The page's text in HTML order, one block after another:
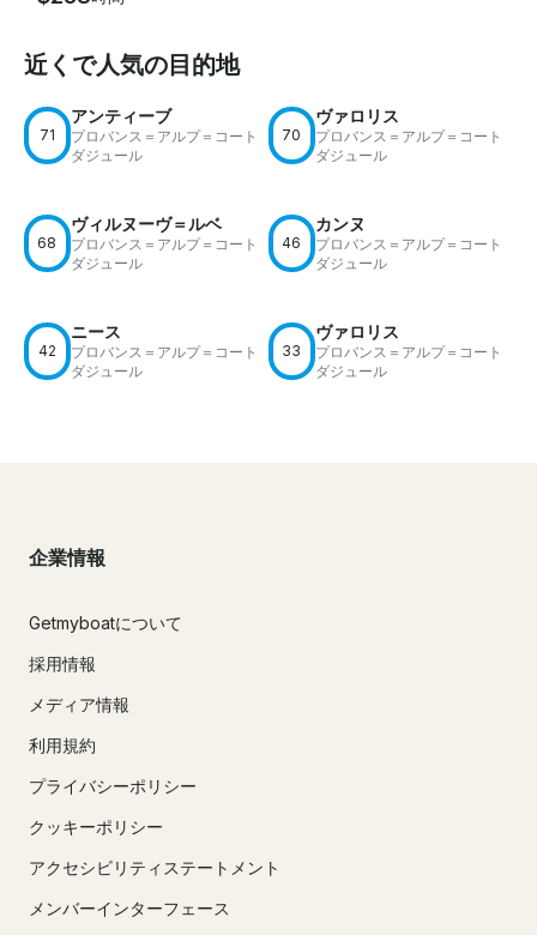
近くで人気の目的地
71
アンティーブ
プロバンス＝アルプ＝コート
ダジュール
70
ヴァロリス
プロバンス＝アルプ＝コート
ダジュール
68
ヴィルヌーヴ＝ルベ
プロバンス＝アルプ＝コート
ダジュール
46
カンヌ
プロバンス＝アルプ＝コート
ダジュール
42
ニース
プロバンス＝アルプ＝コート
ダジュール
33
ヴァロリス
プロバンス＝アルプ＝コート
ダジュール
企業情報
Getmyboatについて
採用情報
メディア情報
利用規約
プライバシーポリシー
クッキーポリシー
アクセシビリティステートメント
メンバーインターフェース